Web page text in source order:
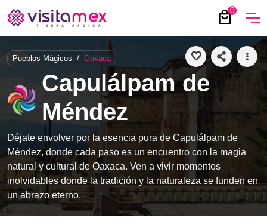
0
local_mall
favorite share more_vert
Pueblos Mágicos / Oaxaca
Capulálpam de
Méndez
Déjate envolver por la esencia pura de Capulálpam de
Méndez, donde cada paso es un encuentro con la magia
natural y cultural de Oaxaca. Ven a vivir momentos
inolvidables donde la tradición y la naturaleza se funden en
un abrazo eterno.